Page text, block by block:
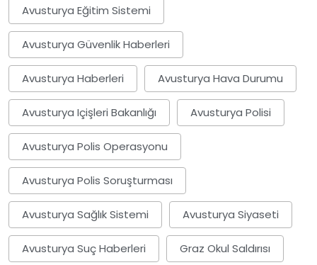
Avusturya Eğitim Sistemi
Avusturya Güvenlik Haberleri
Avusturya Haberleri Avusturya Hava Durumu
Avusturya Içişleri Bakanlığı Avusturya Polisi
Avusturya Polis Operasyonu
Avusturya Polis Soruşturması
Avusturya Sağlık Sistemi Avusturya Siyaseti
Avusturya Suç Haberleri Graz Okul Saldırısı